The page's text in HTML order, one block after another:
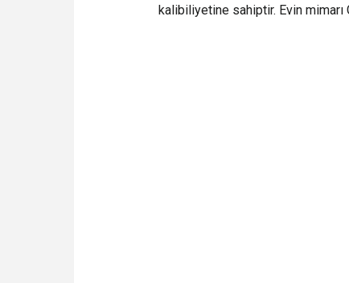
kalibiliyetine sahiptir. Evin mimarı